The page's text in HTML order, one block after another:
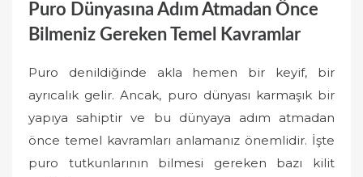
Puro Dünyasına Adım Atmadan Önce
Bilmeniz Gereken Temel Kavramlar
Puro denildiğinde akla hemen bir keyif, bir
ayrıcalık gelir. Ancak, puro dünyası karmaşık bir
yapıya sahiptir ve bu dünyaya adım atmadan
önce temel kavramları anlamanız önemlidir. İşte
puro tutkunlarının bilmesi gereken bazı kilit